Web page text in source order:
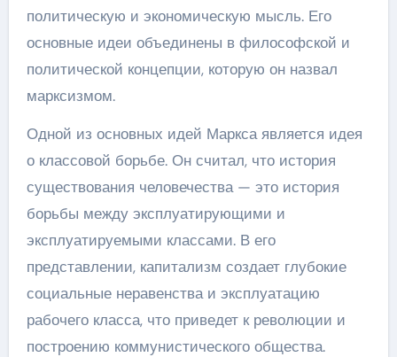
политическую и экономическую мысль. Его
основные идеи объединены в философской и
политической концепции, которую он назвал
марксизмом.
Одной из основных идей Маркса является идея
о классовой борьбе. Он считал, что история
существования человечества — это история
борьбы между эксплуатирующими и
эксплуатируемыми классами. В его
представлении, капитализм создает глубокие
социальные неравенства и эксплуатацию
рабочего класса, что приведет к революции и
построению коммунистического общества.